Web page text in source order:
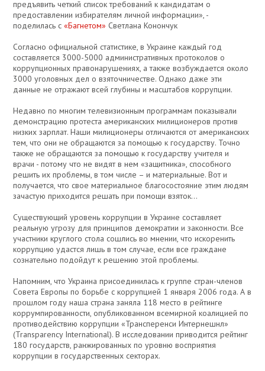
предъявить четкий список требований к кандидатам о
предоставлении избирателям личной информации», -
поделилась с«Багнетом» Светлана Конончук
Согласно официальной статистике, в Украине каждый год
составляется 3000-5000 административных протоколов о
коррупционных правонарушениях, а также возбуждается около
3000 уголовных дел о взяточничестве. Однако даже эти
данные не отражают всей глубины и масштабов коррупции.
Недавно по многим телевизионным программам показывали
демонстрацию протеста американских милиционеров против
низких зарплат. Наши милиционеры отличаются от американских
тем, что они не обращаются за помощью к государству. Точно
также не обращаются за помощью к государству учителя и
врачи - потому что не видят в нем «защитника», способного
решить их проблемы, в том числе – и материальные. Вот и
получается, что свое материальное благосостояние этим людям
зачастую приходится решать при помощи взяток…
Существующий уровень коррупции в Украине составляет
реальную угрозу для принципов демократии и законности. Все
участники круглого стола сошлись во мнении, что искоренить
коррупцию удастся лишь в том случае, если все граждане
сознательно подойдут к решению этой проблемы.
Напомним, что Украина присоединилась к группе стран-членов
Совета Европы по борьбе с коррупцией 1 января 2006 года. А в
прошлом году наша страна заняла 118 место в рейтинге
коррумпированности, опубликованном всемирной коалицией по
противодействию коррупции «Трансперенси Интернешнл»
(Transparency International). В исследовании приводится рейтинг
180 государств, ранжированных по уровню восприятия
коррупции в государственных секторах.